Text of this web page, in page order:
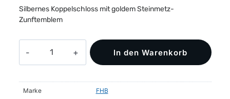
Silbernes Koppelschloss mit goldem Steinmetz-
Zunftemblem
Koppelschloss,
Menge
In den Warenkorb
Marke FHB